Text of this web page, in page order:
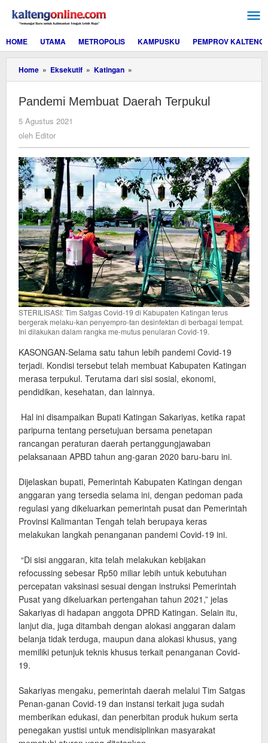
konten
HOME
UTAMA METROPOLIS KAMPUSKU PEMPROV KALTENG
Home » Eksekutif » Katingan »
Membuat
Terpukul
Pandemi Membuat Daerah Terpukul
5 Agustus 2021
oleh Editor
STERILISASI: Tim Satgas Covid-19 di Kabupaten Katingan terus
bergerak melaku-kan penyempro-tan desinfektan di berbagai tempat.
Ini dilakukan dalam rangka me-mutus penularan Covid-19.
KASONGAN-Selama satu tahun lebih pandemi Covid-19
terjadi. Kondisi tersebut telah membuat Kabupaten Katingan
merasa terpukul. Terutama dari sisi sosial, ekonomi,
pendidikan, kesehatan, dan lainnya.
Hal ini disampaikan Bupati Katingan Sakariyas, ketika rapat
paripurna tentang persetujuan bersama penetapan
rancangan peraturan daerah pertanggungjawaban
pelaksanaan APBD tahun ang-garan 2020 baru-baru ini.
Dijelaskan bupati, Pemerintah Kabupaten Katingan dengan
anggaran yang tersedia selama ini, dengan pedoman pada
regulasi yang dikeluarkan pemerintah pusat dan Pemerintah
Provinsi Kalimantan Tengah telah berupaya keras
melakukan langkah penanganan pandemi Covid-19 ini.
“Di sisi anggaran, kita telah melakukan kebijakan
refocussing sebesar Rp50 miliar lebih untuk kebutuhan
percepatan vaksinasi sesuai dengan instruksi Pemerintah
Pusat yang dikeluarkan pertengahan tahun 2021,” jelas
Sakariyas di hadapan anggota DPRD Katingan. Selain itu,
lanjut dia, juga ditambah dengan alokasi anggaran dalam
belanja tidak terduga, maupun dana alokasi khusus, yang
memiliki petunjuk teknis khusus terkait penanganan Covid-
19.
Sakariyas mengaku, pemerintah daerah melalui Tim Satgas
Penan-ganan Covid-19 dan instansi terkait juga sudah
memberikan edukasi, dan penerbitan produk hukum serta
penegakan yustisi untuk mendisiplinkan masyarakat